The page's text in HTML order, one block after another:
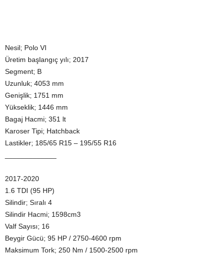
Nesil; Polo VI
Üretim başlangıç yılı; 2017
Segment; B
Uzunluk; 4053 mm
Genişlik; 1751 mm
Yükseklik; 1446 mm
Bagaj Hacmi; 351 lt
Karoser Tipi; Hatchback
Lastikler; 185/65 R15 – 195/55 R16
2017-2020
1.6 TDI (95 HP)
Silindir; Sıralı 4
Silindir Hacmi; 1598cm3
Valf Sayısı; 16
Beygir Gücü; 95 HP / 2750-4600 rpm
Maksimum Tork; 250 Nm / 1500-2500 rpm